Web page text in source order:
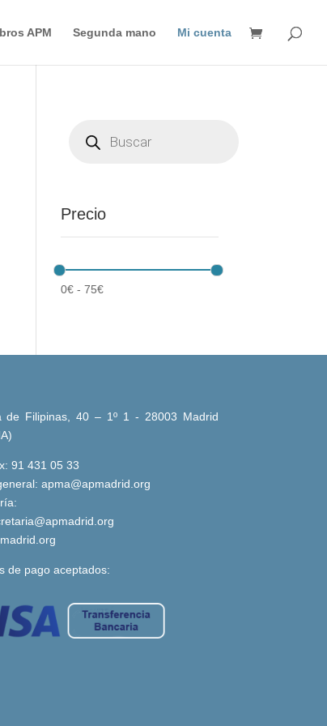
APM Segunda mano Mi cuenta
productos
Precio
0€ -75€
de Filipinas, 40 – 1º 1 - 28003 Madrid
91 431 05 33
apma@apmadrid.org
de pago aceptados: